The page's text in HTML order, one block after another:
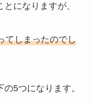
になりますが、
てしまったのでし
5つになります。